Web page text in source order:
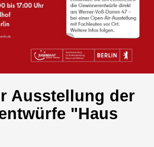
Ausstellung der
"Haus